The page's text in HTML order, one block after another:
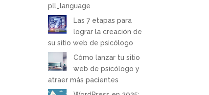
pll_language
Las 7 etapas para
lograr la creación de
su sitio web de psicólogo
Cómo lanzar tu sitio
web de psicólogo y
atraer más pacientes